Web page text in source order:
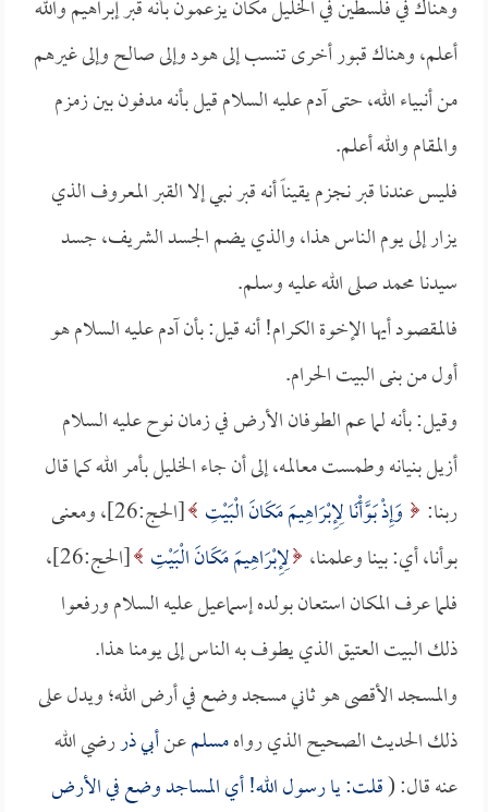
وهناك في فلسطين في الخليل مكان يزعمون بأنه قبر إبراهيم والله
أعلم، وهناك قبور أخرى تنسب إلى هود وإلى صالح وإلى غيرهم
من أنبياء الله، حتى آدم عليه السلام قيل بأنه مدفون بين زمزم
والمقام والله أعلم.
فليس عندنا قبر نجزم يقيناً أنه قبر نبي إلا القبر المعروف الذي
يزار إلى يوم الناس هذا، والذي يضم الجسد الشريف، جسد
سيدنا محمد صلى الله عليه وسلم.
فالمقصود أيها الإخوة الكرام! أنه قيل: بأن آدم عليه السلام هو
أول من بنى البيت الحرام.
وقيل: بأنه لما عم الطوفان الأرض في زمان نوح عليه السلام
أزيل بنيانه وطمست معالمه، إلى أن جاء الخليل بأمر الله كما قال
ربنا:
وَإِذْ بَوَّأْنَا لِإِبْرَاهِيمَ مَكَانَ الْبَيْتِ
[الحج:26]، ومعنى
بوأنا، أي: بينا وعلمنا، لِإِبْرَاهِيمَ مَكَانَ الْبَيْتِ
[الحج:26]،
فلما عرف المكان استعان بولده إسماعيل عليه السلام ورفعوا
ذلك البيت العتيق الذي يطوف به الناس إلى يومنا هذا.
والمسجد الأقصى هو ثاني مسجد وضع في أرض الله؛ ويدل على
ذلك الحديث الصحيح الذي رواهمسلمعنأبي ذررضي الله
عنه قال: (قلت: يا رسول الله! أي المساجد وضع في الأرض